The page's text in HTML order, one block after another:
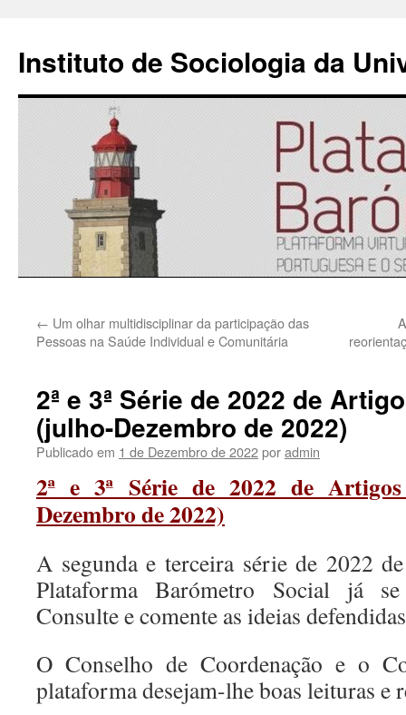
Instituto de Sociologia da
para
conteúdo
← Um olhar multidisciplinar da participação das
Pessoas na Saúde Individual e Comunitária
2ª e 3ª Série de 2022 de
(julho-Dezembro de 2022)
Publicado em 1 de Dezembro de 2022poradmin
2ª e 3ª Série de 2022 de
Dezembro de 2022)
A segunda e terceira série de 2022
Plataforma Barómetro Social já
Consulte e comente as ideias
O Conselho de Coordenação e o
plataforma desejam-lhe boas leituras e